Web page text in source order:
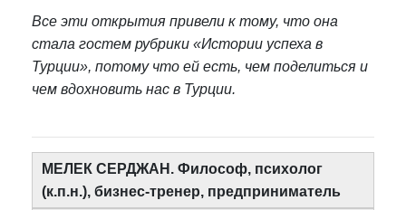
Все эти открытия привели к тому, что она
стала гостем рубрики «Истории успеха в
Турции», потому что ей есть, чем поделиться и
чем вдохновить нас в Турции.
МЕЛЕК СЕРДЖАН. Философ, психолог
(к.п.н.), бизнес-тренер, предприниматель